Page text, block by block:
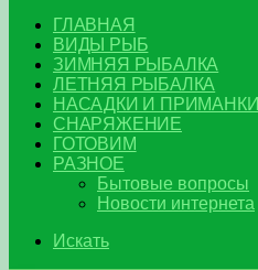
ГЛАВНАЯ
ВИДЫ РЫБ
ЗИМНЯЯ РЫБАЛКА
ЛЕТНЯЯ РЫБАЛКА
НАСАДКИ И ПРИМАНКИ
СНАРЯЖЕНИЕ
ГОТОВИМ
РАЗНОЕ
Бытовые вопросы
Новости интернета
Искать